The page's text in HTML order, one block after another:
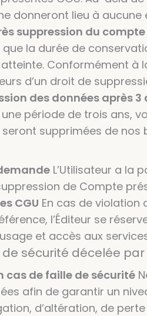
donneront lieu à
suppression du compte
la durée de
Conformément à
d’un droit de
des données après
période de trois ans,
supprimées de nos
L’Utilisateur a la
de Compte
CGU En cas de violation
l’Éditeur se
et accès aux
sécurité décelée par
cas de faille de sécurité
afin de garantir un
d’altération, de